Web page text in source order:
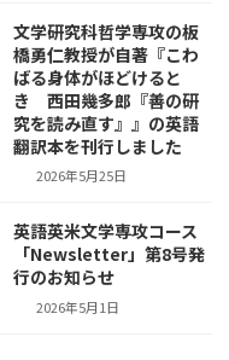
文学研究科哲学専攻の板
橋勇仁教授が自著『こわ
ばる身体がほどけると
き 西田幾多郎『善の研
究を読み直す』』の英語
翻訳本を刊行しました
2026年5月25日
英語英米文学専攻コース
「Newsletter」第8号発
行のお知らせ
2026年5月1日